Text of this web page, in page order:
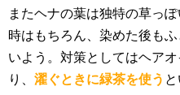
またヘナの葉は独特の草っ
時はもちろん、染めた後も
いよう。対策としてはヘア
り、 濯ぐときに緑茶を使う